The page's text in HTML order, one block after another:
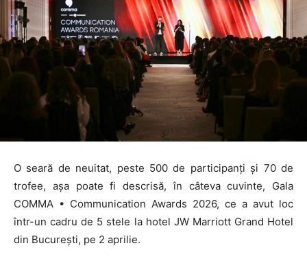
O seară de neuitat, peste 500 de participanți și 70 de
trofee, așa poate fi descrisă, în câteva cuvinte, Gala
COMMA • Communication Awards 2026, ce a avut loc
într-un cadru de 5 stele la hotel JW Marriott Grand Hotel
din București, pe 2 aprilie.